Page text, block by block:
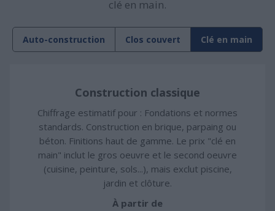
clé en main.
Auto-construction Clos couvert Clé en main
Construction classique
Chiffrage estimatif pour : Fondations et normes
standards. Construction en brique, parpaing ou
béton. Finitions haut de gamme. Le prix "clé en
main" inclut le gros oeuvre et le second oeuvre
(cuisine, peinture, sols...), mais exclut piscine,
jardin et clôture.
À partir de